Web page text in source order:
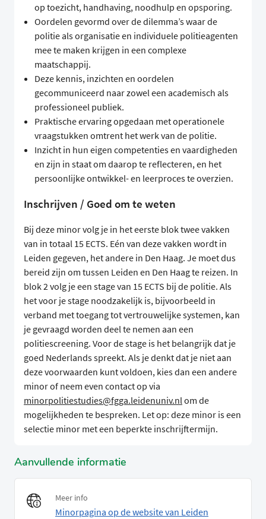
op toezicht, handhaving, noodhulp en opsporing.
Oordelen gevormd over de dilemma’s waar de
politie als organisatie en individuele politieagenten
mee te maken krijgen in een complexe
maatschappij.
Deze kennis, inzichten en oordelen
gecommuniceerd naar zowel een academisch als
professioneel publiek.
Praktische ervaring opgedaan met operationele
vraagstukken omtrent het werk van de politie.
Inzicht in hun eigen competenties en vaardigheden
en zijn in staat om daarop te reflecteren, en het
persoonlijke ontwikkel- en leerproces te overzien.
Inschrijven / Goed om te weten
Bij deze minor volg je in het eerste blok twee vakken
van in totaal 15 ECTS. Eén van deze vakken wordt in
Leiden gegeven, het andere in Den Haag. Je moet dus
bereid zijn om tussen Leiden en Den Haag te reizen. In
blok 2 volg je een stage van 15 ECTS bij de politie. Als
het voor je stage noodzakelijk is, bijvoorbeeld in
verband met toegang tot vertrouwelijke systemen, kan
je gevraagd worden deel te nemen aan een
politiescreening. Voor de stage is het belangrijk dat je
goed Nederlands spreekt. Als je denkt dat je niet aan
deze voorwaarden kunt voldoen, kies dan een andere
minor of neem even contact op via
minorpolitiestudies@fgga.leidenuniv.nlom de
mogelijkheden te bespreken. Let op: deze minor is een
selectie minor met een beperkte inschrijftermijn.
Aanvullende informatie
Meer info
Minorpagina op de website van Leiden